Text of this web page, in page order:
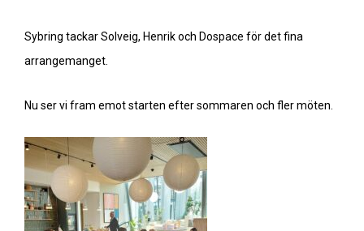
Sybring tackar Solveig, Henrik och Dospace för det fina
arrangemanget.
Nu ser vi fram emot starten efter sommaren och fler möten.